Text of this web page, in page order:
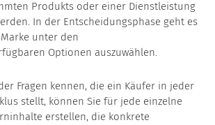
Produkts oder einer Dienstleistung
In der Entscheidungsphase geht es
unter den
Optionen auszuwählen.
Fragen kennen, die ein Käufer in jeder
stellt, können Sie für jede einzelne
erstellen, die konkrete